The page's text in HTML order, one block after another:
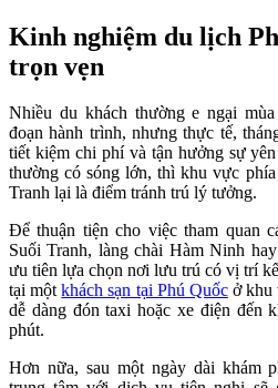
Kinh nghiệm du lịch
trọn vẹn
Nhiều du khách thường e ngại
đoạn hành trình, nhưng thực tế,
tiết kiệm chi phí và tận hưởng sự
thường có sóng lớn, thì khu vực
Tranh lại là điểm tránh trú lý tưởng.
Để thuận tiện cho việc tham quan
Suối Tranh, làng chài Hàm Ninh
ưu tiên lựa chọn nơi lưu trú có vị trí
tại mộtkhách sạn tại Phú Quốcở khu
dễ dàng đón taxi hoặc xe điện đến
phút.
Hơn nữa, sau một ngày dài khám